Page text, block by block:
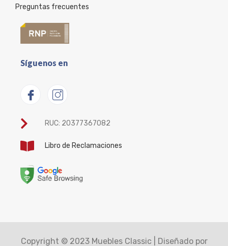
Preguntas frecuentes
Síguenos en
RUC: 20377367082
Libro de Reclamaciones
Copyright © 2023 Muebles Classic | Diseñado por